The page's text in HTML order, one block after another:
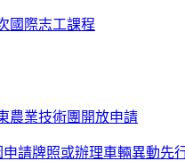
國際志工課程
農業技術團開放申請
請牌照或辦理車輛異動先